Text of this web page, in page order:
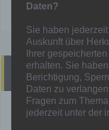
Heutige Spiele
!! Heute finden KEINE
Daten?
Sie haben
Auskunft über
Ihrer
erhalten. Sie
Berichtigung,
Daten zu
Fragen zum
jederzeit unter der